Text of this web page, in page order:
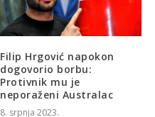
Filip Hrgović napokon
dogovorio borbu:
Protivnik mu je
neporaženi Australac
8. srpnja 2023.